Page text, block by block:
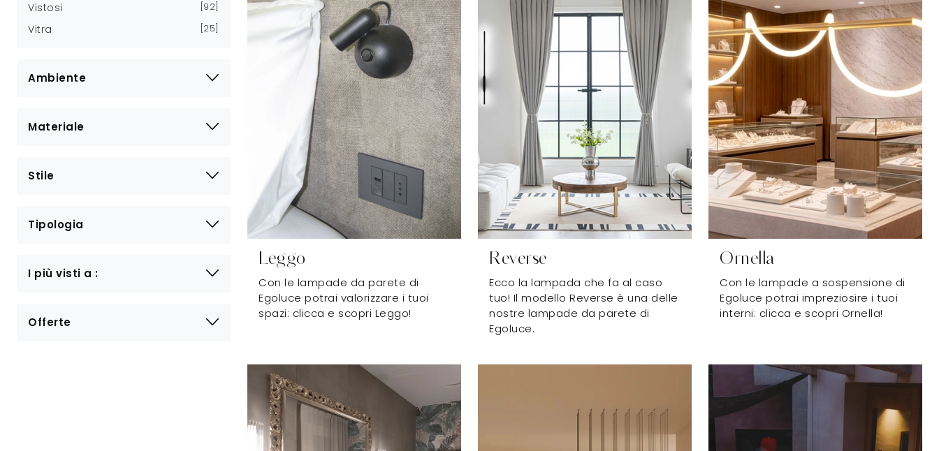
Vistosi 92
Vitra 25
Ambiente
Materiale
Stile
Tipologia
I più visti a :
Offerte
Leggo
Con le lampade da parete di
Egoluce potrai valorizzare i tuoi
spazi: clicca e scopri Leggo!
Reverse
Ecco la lampada che fa al caso
tuo! Il modello Reverse è una delle
nostre lampade da parete di
Egoluce.
Ornella
Con le lampade a sospensione di
Egoluce potrai impreziosire i tuoi
interni: clicca e scopri Ornella!